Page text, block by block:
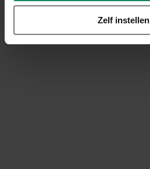
Zelf instellen